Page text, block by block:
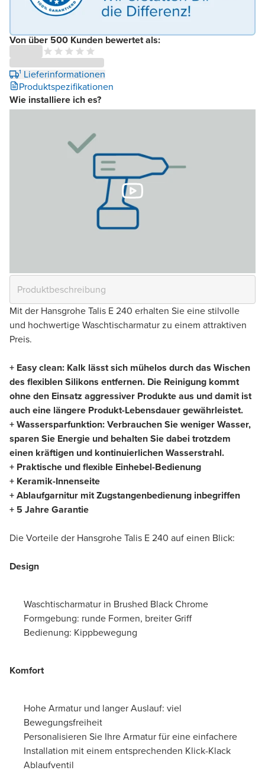
Von über 500 Kunden bewertet als:
¹ Lieferinformationen
Produktspezifikationen
Wie installiere ich es?
Mit der Hansgrohe Talis E 240 erhalten Sie eine stilvolle
und hochwertige Waschtischarmatur zu einem attraktiven
Preis.
+ Easy clean: Kalk lässt sich mühelos durch das Wischen
des flexiblen Silikons entfernen. Die Reinigung kommt
ohne den Einsatz aggressiver Produkte aus und damit ist
auch eine längere Produkt-Lebensdauer gewährleistet.
+ Wassersparfunktion: Verbrauchen Sie weniger Wasser,
sparen Sie Energie und behalten Sie dabei trotzdem
einen kräftigen und kontinuierlichen Wasserstrahl.
+ Praktische und flexible Einhebel-Bedienung
+ Keramik-Innenseite
+ Ablaufgarnitur mit Zugstangenbedienung inbegriffen
+ 5 Jahre Garantie
Die Vorteile der Hansgrohe Talis E 240 auf einen Blick:
Design
Waschtischarmatur in Brushed Black Chrome
Formgebung: runde Formen, breiter Griff
Bedienung: Kippbewegung
Komfort
Hohe Armatur und langer Auslauf: viel
Bewegungsfreiheit
Personalisieren Sie Ihre Armatur für eine einfachere
Installation mit einem entsprechenden Klick-Klack
Ablaufventil